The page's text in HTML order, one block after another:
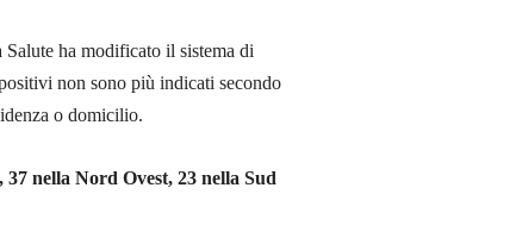
ha modificato il sistema di
non sono più indicati secondo
o domicilio.
nella Nord Ovest, 23 nella Sud